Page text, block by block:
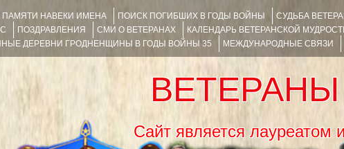
ПАМЯТИ НАВЕКИ ИМЕНА ПОИСК ПОГИБШИХ В ГОДЫ ВОЙНЫ СУДЬБА
ПОЗДРАВЛЕНИЯ СМИ О ВЕТЕРАНАХ КАЛЕНДАРЬ ВЕТЕРАНСКОЙ
ДЕРЕВНИ ГРОДНЕНЩИНЫ В ГОДЫ ВОЙНЫ 35 МЕЖДУНАРОДНЫЕ СВЯЗИ
Сайт является